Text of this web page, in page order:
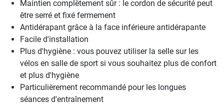
Maintien complètement sûr : le cordon de sécurité peut
être serré et fixé fermement
Antidérapant grâce à la face inférieure antidérapante
Facile d'installation
Plus d'hygiène : vous pouvez utiliser la selle sur les
vélos en salle de sport si vous souhaitez plus de confort
et plus d'hygiène
Particulièrement recommandé pour les longues
séances d'entraînement